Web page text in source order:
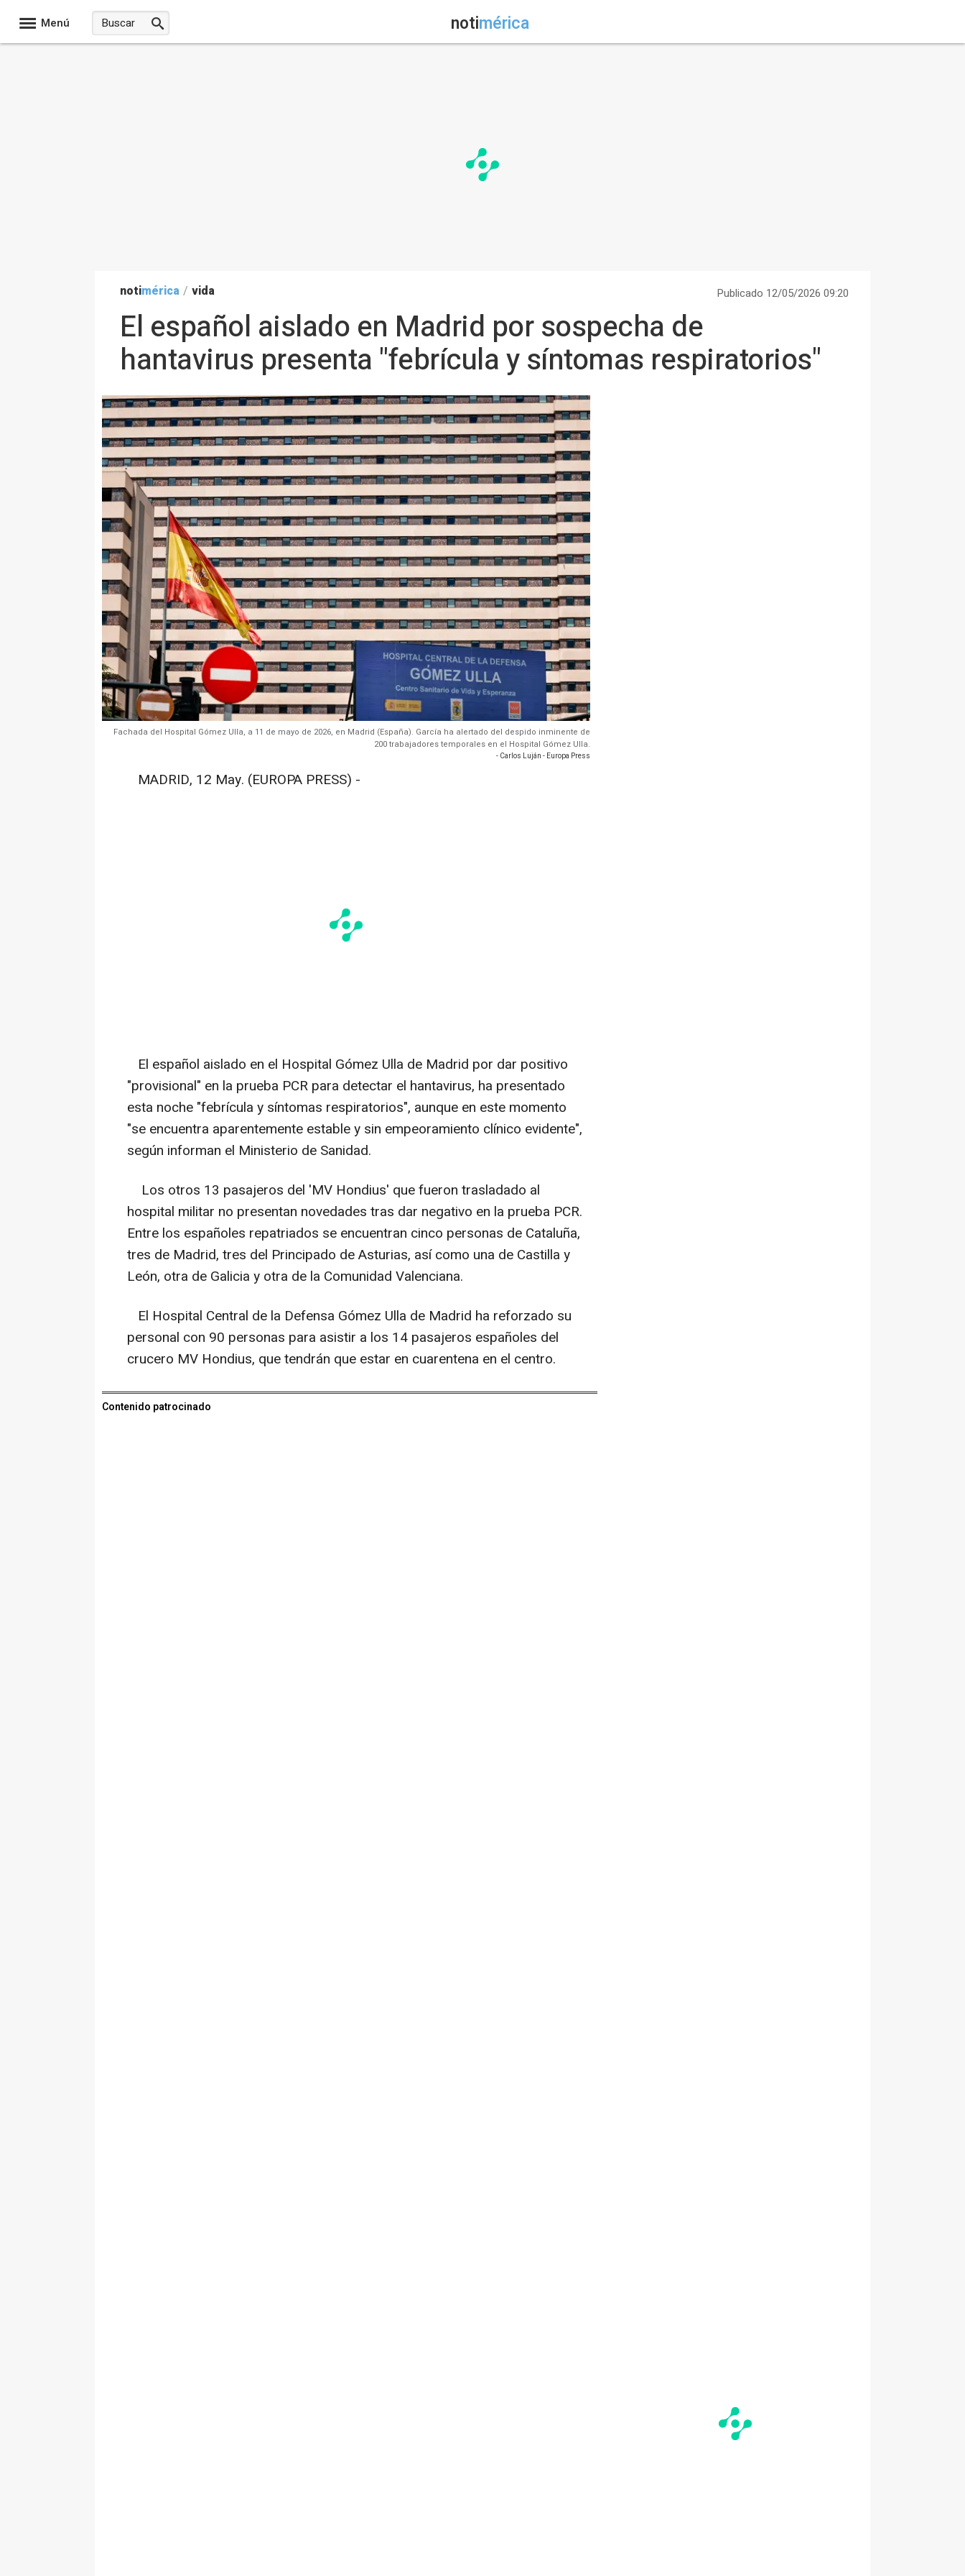
Menú notimérica
notimérica / vida Publicado 12/05/2026 09:20
El español aislado en Madrid por sospecha de
hantavirus presenta "febrícula y síntomas respiratorios"
Fachada del Hospital Gómez Ulla, a 11 de mayo de 2026, en Madrid (España). García ha alertado del despido inminente de
200 trabajadores temporales en el Hospital Gómez Ulla.
- Carlos Luján - Europa Press
MADRID, 12 May. (EUROPA PRESS) -
El español aislado en el Hospital Gómez Ulla de Madrid por dar positivo
"provisional" en la prueba PCR para detectar el hantavirus, ha presentado
esta noche "febrícula y síntomas respiratorios", aunque en este momento
"se encuentra aparentemente estable y sin empeoramiento clínico evidente",
según informan el Ministerio de Sanidad.
Los otros 13 pasajeros del 'MV Hondius' que fueron trasladado al
hospital militar no presentan novedades tras dar negativo en la prueba PCR.
Entre los españoles repatriados se encuentran cinco personas de Cataluña,
tres de Madrid, tres del Principado de Asturias, así como una de Castilla y
León, otra de Galicia y otra de la Comunidad Valenciana.
El Hospital Central de la Defensa Gómez Ulla de Madrid ha reforzado su
personal con 90 personas para asistir a los 14 pasajeros españoles del
crucero MV Hondius, que tendrán que estar en cuarentena en el centro.
Contenido patrocinado